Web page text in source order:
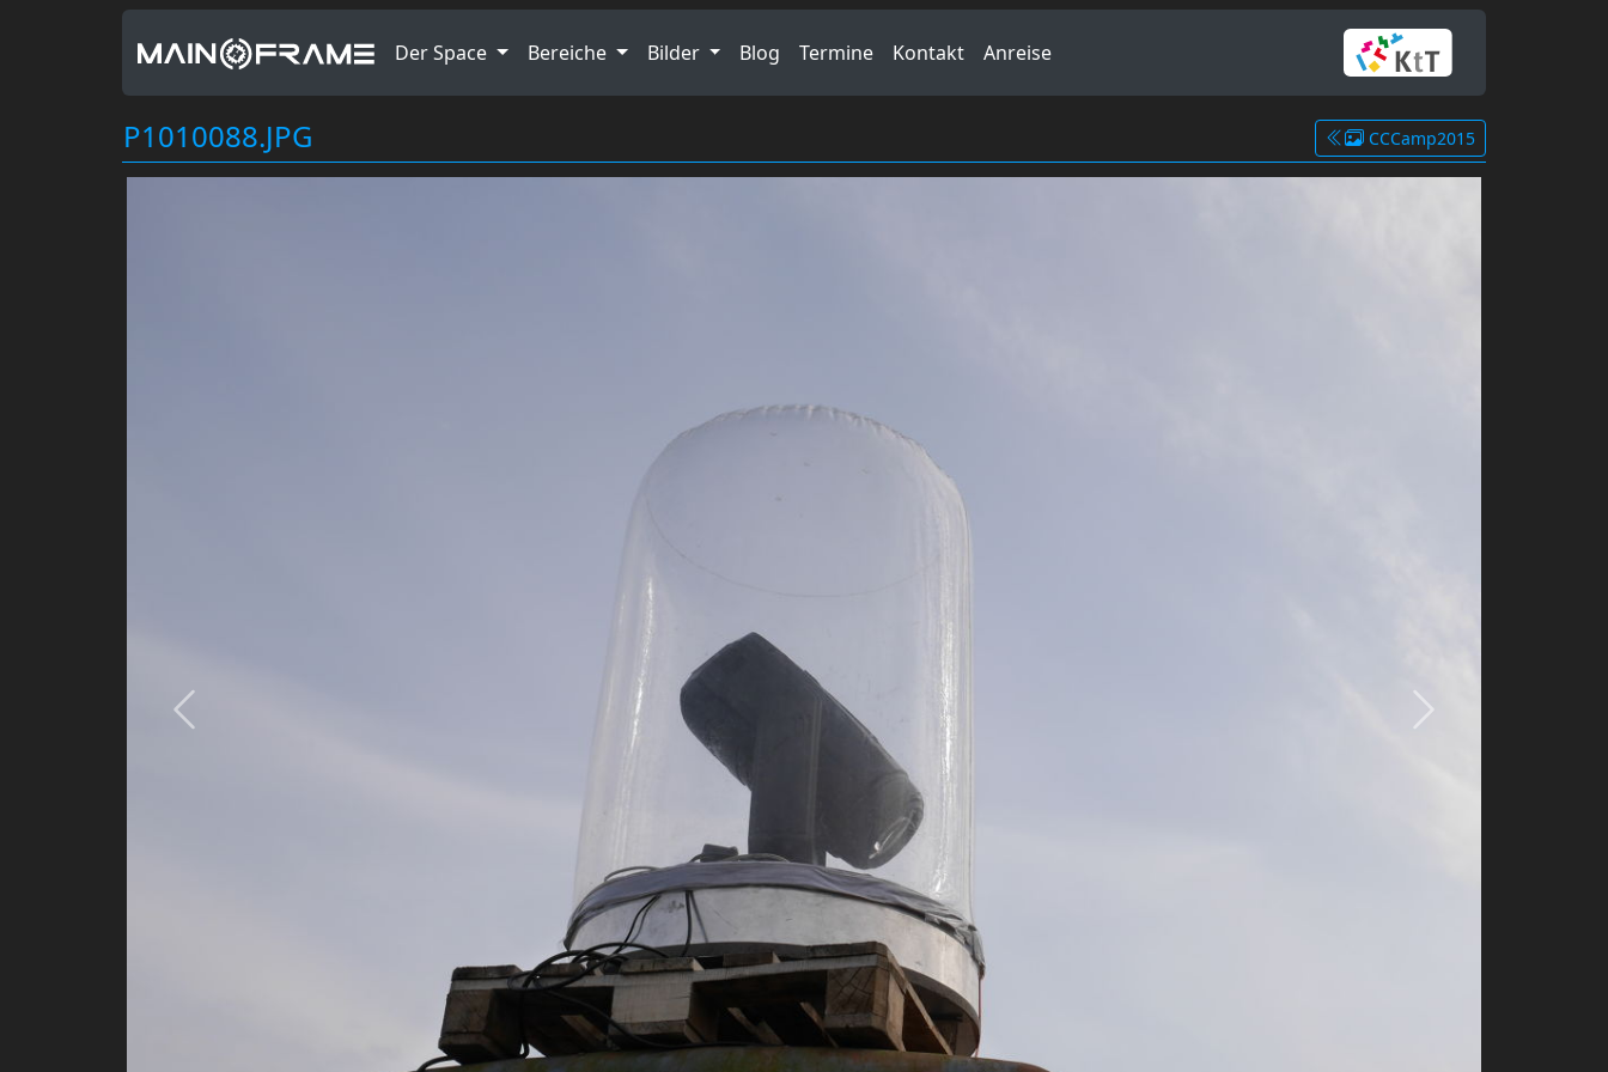
Der Space Bereiche Bilder Blog Termine Kontakt Anreise
P1010088.JPG CCCamp2015